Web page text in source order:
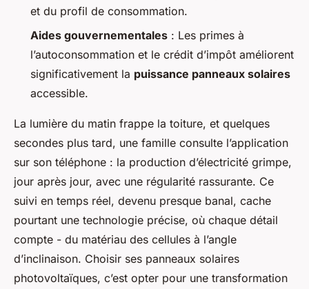
et du profil de consommation.
Aides gouvernementales : Les primes à
l’autoconsommation et le crédit d’impôt améliorent
significativement la puissance panneaux solaires
accessible.
La lumière du matin frappe la toiture, et quelques
secondes plus tard, une famille consulte l’application
sur son téléphone : la production d’électricité grimpe,
jour après jour, avec une régularité rassurante. Ce
suivi en temps réel, devenu presque banal, cache
pourtant une technologie précise, où chaque détail
compte - du matériau des cellules à l’angle
d’inclinaison. Choisir ses panneaux solaires
photovoltaïques, c’est opter pour une transformation